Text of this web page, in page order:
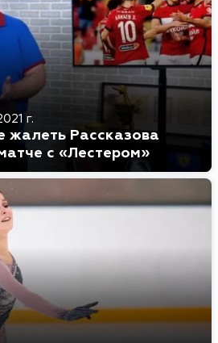
г.
жалеть Рассказова
с «Лестером»